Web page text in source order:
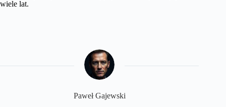
wiele lat.
Paweł Gajewski